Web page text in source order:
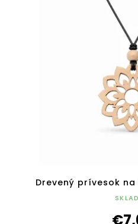
Drevený prívesok